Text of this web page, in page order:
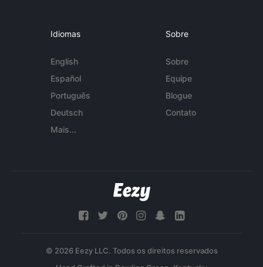
Idiomas
English
Español
Português
Deutsch
Mais...
Sobre
Sobre
Equipe
Blogue
Contato
© 2026 Eezy LLC. Todos os direitos reservados